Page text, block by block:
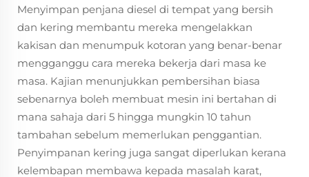
Menyimpan penjana diesel di tempat yang bersih
dan kering membantu mereka mengelakkan
kakisan dan menumpuk kotoran yang benar-benar
mengganggu cara mereka bekerja dari masa ke
masa. Kajian menunjukkan pembersihan biasa
sebenarnya boleh membuat mesin ini bertahan di
mana sahaja dari 5 hingga mungkin 10 tahun
tambahan sebelum memerlukan penggantian.
Penyimpanan kering juga sangat diperlukan kerana
kelembapan membawa kepada masalah karat,